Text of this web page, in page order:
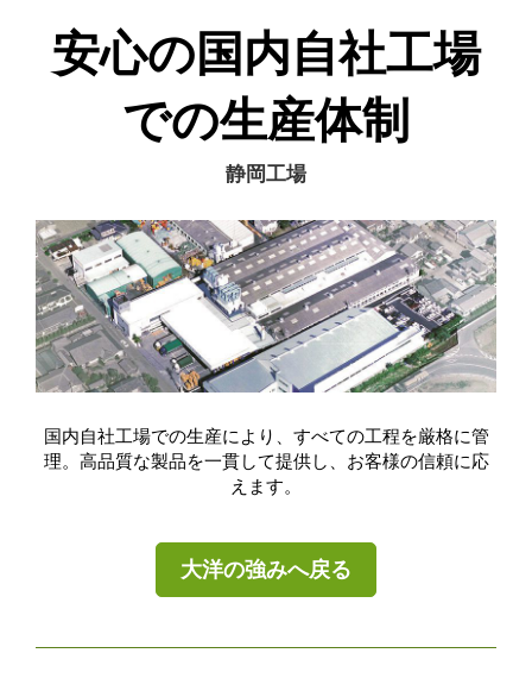
安心の国内自社工場
での生産体制
静岡工場
国内自社工場での生産により、すべての工程を厳格に管
理。高品質な製品を一貫して提供し、お客様の信頼に応
えます。
大洋の強みへ戻る